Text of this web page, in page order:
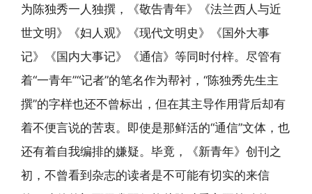
为陈独秀一人独撰，《敬告青年》《法兰西人与近
世文明》《妇人观》《现代文明史》《国外大事
记》《国内大事记》《通信》等同时付梓。尽管有
着“一青年”“记者”的笔名作为帮衬，“陈独秀先生主
撰”的字样也还不曾标出，但在其主导作用背后却有
着不便言说的苦衷。即使是那鲜活的“通信”文体，也
还有着自我编排的嫌疑。毕竟，《新青年》创刊之
初，不曾看到杂志的读者是不可能有切实的来信